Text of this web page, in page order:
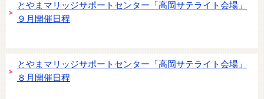
とやまマリッジサポートセンター「高岡サテライト会場」
９月開催日程
とやまマリッジサポートセンター「高岡サテライト会場」
８月開催日程